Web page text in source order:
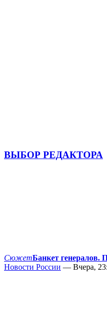
ВЫБОР РЕДАКТОРА
СюжетБанкет генералов.
Новости России — Вчера,